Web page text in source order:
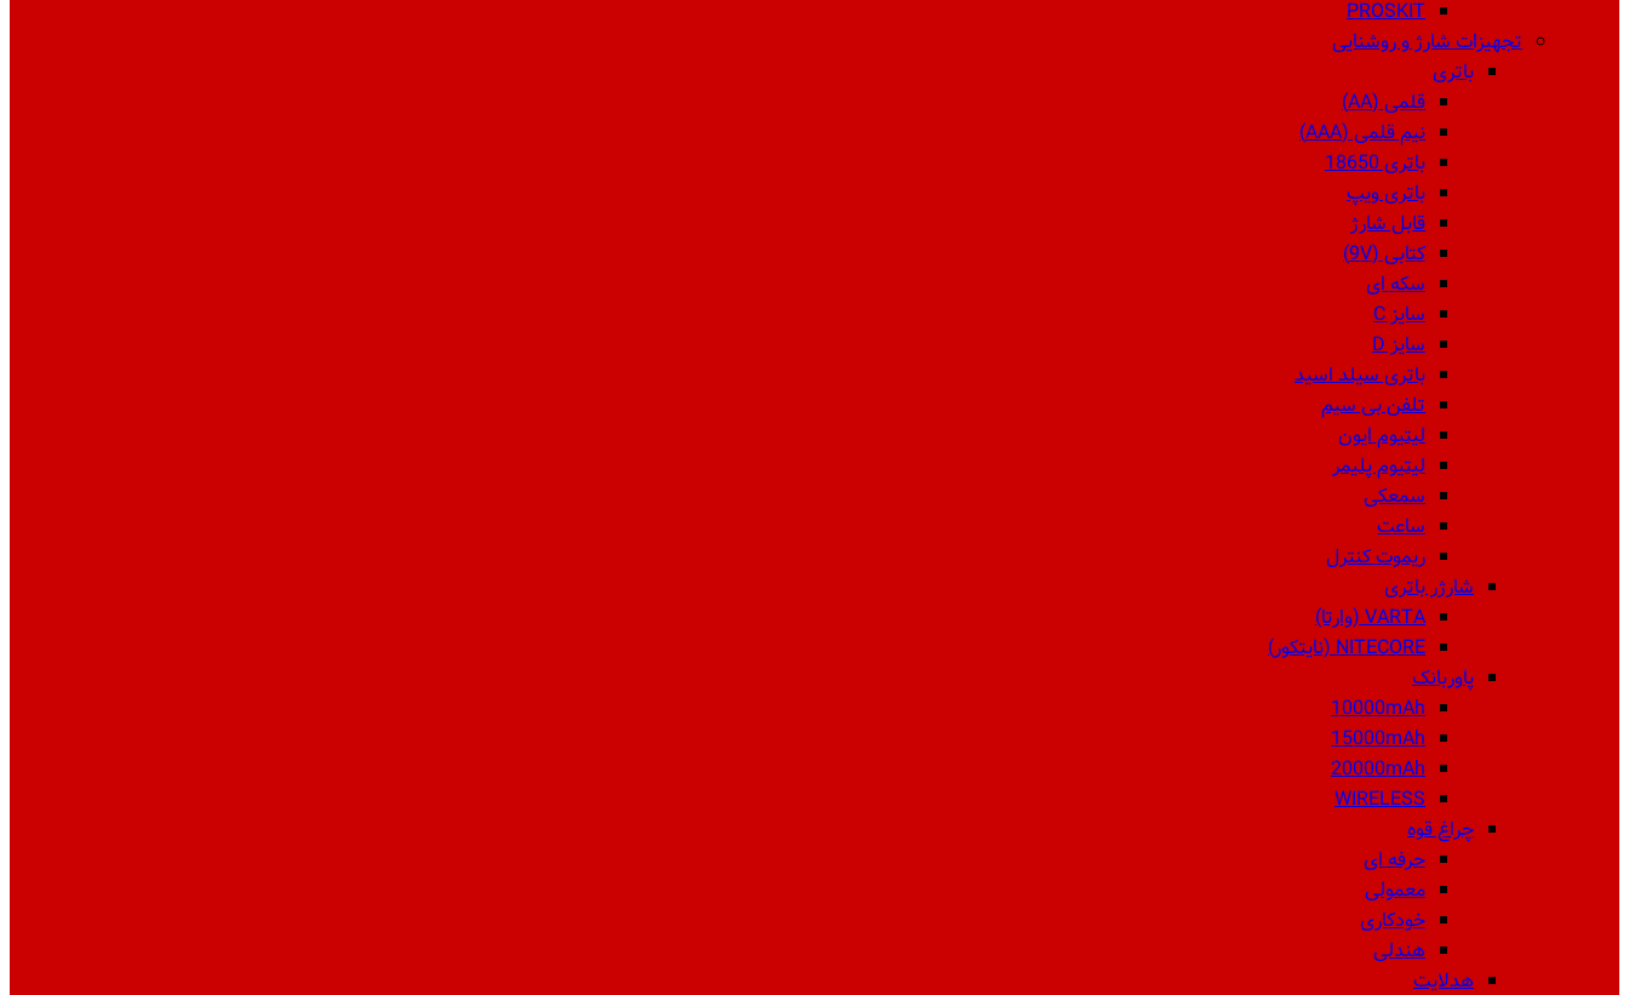
PROSKIT
تجهیزات شارژ و روشنایی
باتری
قلمی (AA)
نیم قلمی (AAA)
باتری 18650
باتری ویپ
قابل شارژ
کتابی (9V)
سکه ای
سایز C
سایز D
باتری سیلد اسید
تلفن بی سیم
لیتیوم ایون
لیتیوم پلیمر
سمعکی
ساعت
ریموت کنترل
شارژر باتری
VARTA (وارتا)
NITECORE (نایتکور)
پاوربانک
10000mAh
15000mAh
20000mAh
WIRELESS
چراغ قوه
حرفه ای
معمولی
خودکاری
هندلی
هدلایت